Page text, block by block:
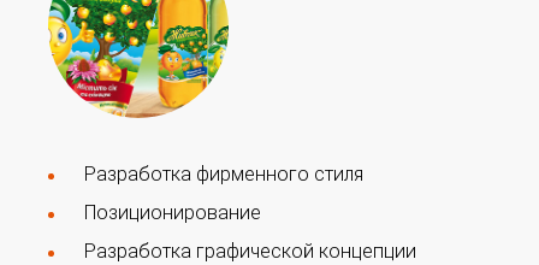
Разработка фирменного стиля
Позиционирование
Разработка графической концепции